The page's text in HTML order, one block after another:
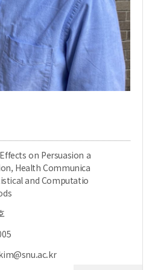
on Persuasion a
Health Communica
and Computatio